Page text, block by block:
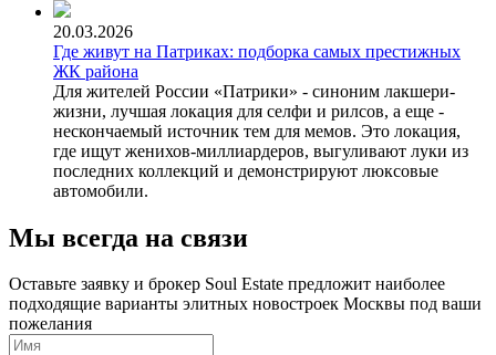
20.03.2026
Где живут на Патриках: подборка самых престижных
ЖК района
Для жителей России «Патрики» - синоним лакшери-
жизни, лучшая локация для селфи и рилсов, а еще -
нескончаемый источник тем для мемов. Это локация,
где ищут женихов-миллиардеров, выгуливают луки из
последних коллекций и демонстрируют люксовые
автомобили.
Мы всегда на связи
Оставьте заявку и брокер Soul Estate предложит наиболее
подходящие варианты элитных новостроек Москвы под ваши
пожелания